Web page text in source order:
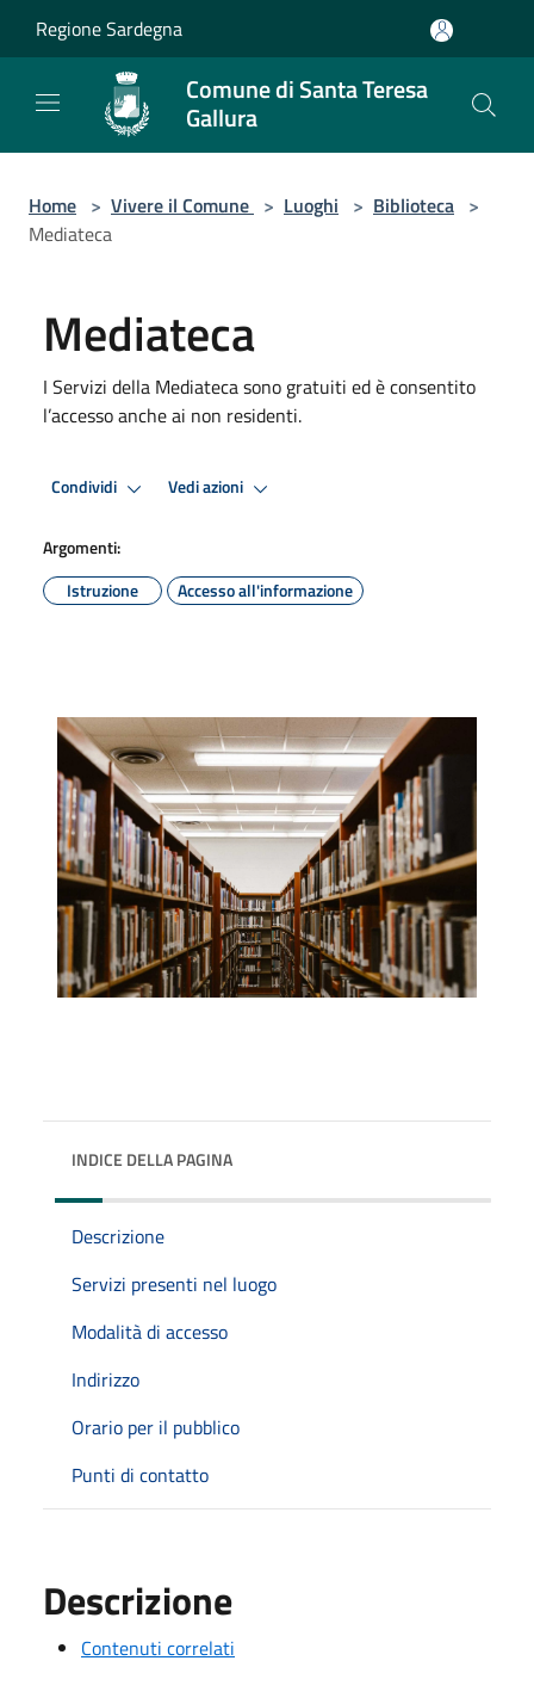
Regione Sardegna
Comune di Santa Teresa
Gallura
Home > Vivere il Comune > Luoghi > Biblioteca >
Mediateca
Mediateca
I Servizi della Mediateca sono gratuiti ed è consentito
l’accesso anche ai non residenti.
Condividi Vedi azioni
Argomenti:
Istruzione
Accesso all'informazione
INDICE DELLA PAGINA
Descrizione
Servizi presenti nel luogo
Modalità di accesso
Indirizzo
Orario per il pubblico
Punti di contatto
Descrizione
Contenuti correlati